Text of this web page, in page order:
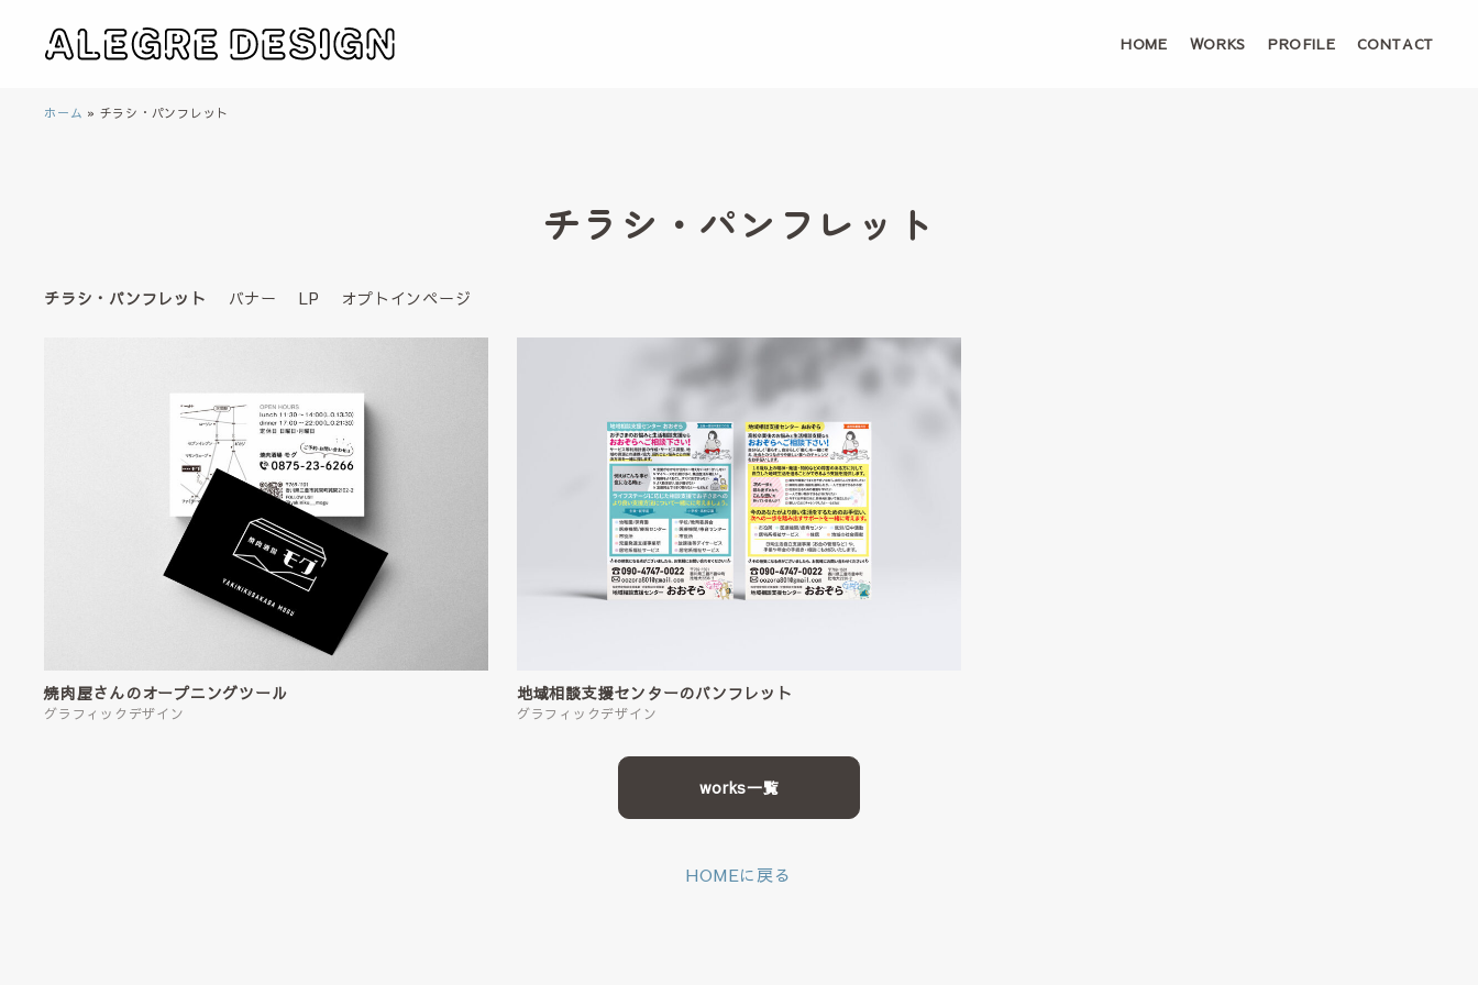
HOME WORKS PROFILE CONTACT
ホーム » チラシ・パンフレット
チラシ・パンフレット
チラシ・パンフレット バナー LP オプトインページ
焼肉屋さんのオープニングツール
グラフィックデザイン
地域相談支援センターのパンフレット
グラフィックデザイン
works一覧
HOMEに戻る